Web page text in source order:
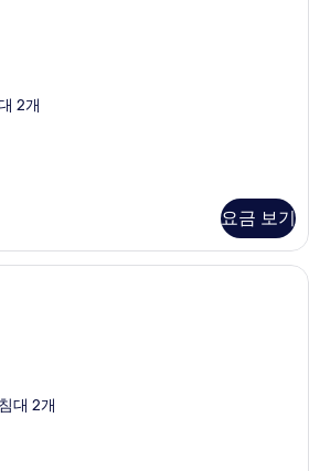
2개
요금 보기
대 2개